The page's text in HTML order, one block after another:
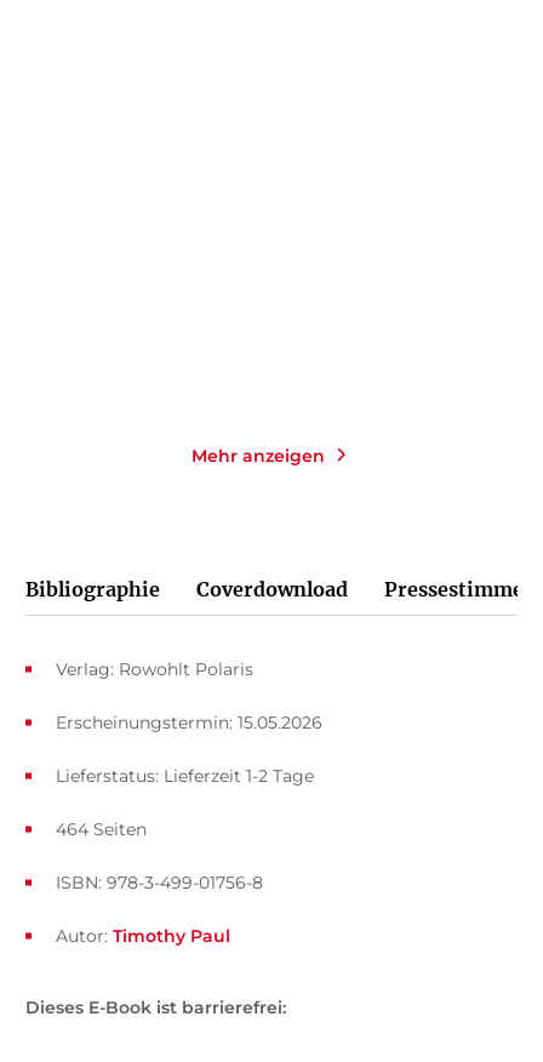
Mehr anzeigen
Bibliographie Coverdownload Pressestimmen
Verlag: Rowohlt Polaris
Erscheinungstermin: 15.05.2026
Lieferstatus: Lieferzeit 1-2 Tage
ISBN: 978-3-499-01756-8
464 Seiten
Autor: Timothy Paul
Dieses E-Book ist barrierefrei: